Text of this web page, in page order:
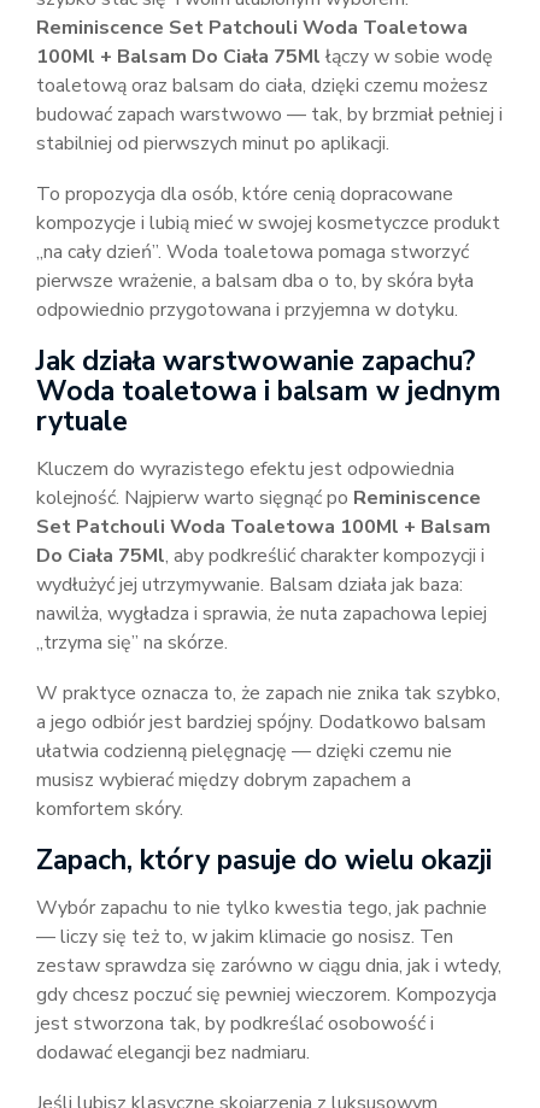
Reminiscence Set Patchouli Woda Toaletowa
100Ml + Balsam Do Ciała 75Ml łączy w sobie wodę
toaletową oraz balsam do ciała, dzięki czemu możesz
budować zapach warstwowo — tak, by brzmiał pełniej i
stabilniej od pierwszych minut po aplikacji.
To propozycja dla osób, które cenią dopracowane
kompozycje i lubią mieć w swojej kosmetyczce produkt
„na cały dzień”. Woda toaletowa pomaga stworzyć
pierwsze wrażenie, a balsam dba o to, by skóra była
odpowiednio przygotowana i przyjemna w dotyku.
Jak działa warstwowanie zapachu?
Woda toaletowa i balsam w jednym
rytuale
Kluczem do wyrazistego efektu jest odpowiednia
kolejność. Najpierw warto sięgnąć po Reminiscence
Set Patchouli Woda Toaletowa 100Ml + Balsam
Do Ciała 75Ml, aby podkreślić charakter kompozycji i
wydłużyć jej utrzymywanie. Balsam działa jak baza:
nawilża, wygładza i sprawia, że nuta zapachowa lepiej
„trzyma się” na skórze.
W praktyce oznacza to, że zapach nie znika tak szybko,
a jego odbiór jest bardziej spójny. Dodatkowo balsam
ułatwia codzienną pielęgnację — dzięki czemu nie
musisz wybierać między dobrym zapachem a
komfortem skóry.
Zapach, który pasuje do wielu okazji
Wybór zapachu to nie tylko kwestia tego, jak pachnie
— liczy się też to, w jakim klimacie go nosisz. Ten
zestaw sprawdza się zarówno w ciągu dnia, jak i wtedy,
gdy chcesz poczuć się pewniej wieczorem. Kompozycja
jest stworzona tak, by podkreślać osobowość i
dodawać elegancji bez nadmiaru.